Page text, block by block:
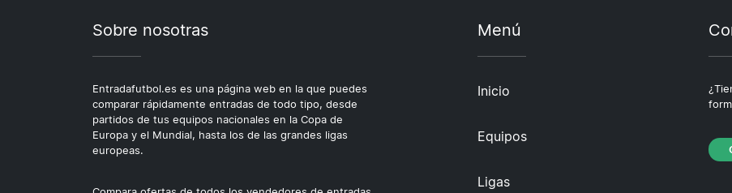
Sobre nosotras
Entradafutbol.es es una página web en la que puedes
comparar rápidamente entradas de todo tipo, desde
partidos de tus equipos nacionales en la Copa de
Europa y el Mundial, hasta los de las grandes ligas
europeas.
Menú
Inicio
Equipos
Ligas